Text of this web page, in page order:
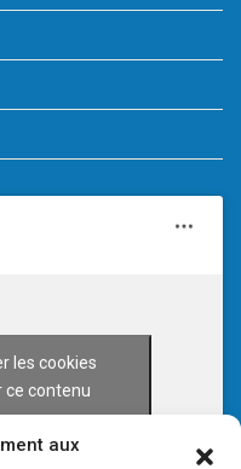
aux
les cookies
contenu